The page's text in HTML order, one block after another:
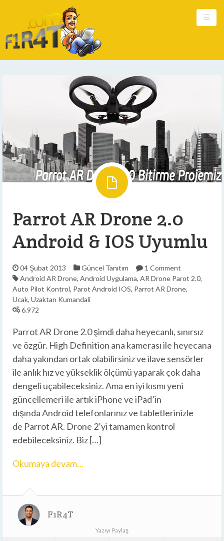
Ana Sayfa
Reklam
İletişim
Parrot AR Drone 2.0
Android & IOS Uyumlu
04 Şubat 2013 Güncel Tanıtım
1 Comment
Android AR Drone, Android Uygulama, AR Drone Parot 2.0,
Auto Pilot Kontrol, Parot Android IOS, Parrot AR Drone,
Ucak, Uzaktan Kumandali
6.972
Parrot AR Drone 2.0 şimdi daha heyecanlı, sınırsız
ve özgür. High Definition ana kamerası ile heyecana
daha yakından ortak olabilirsiniz ve ilave sensörler
ile anlık hız ve yükseklik ölçümü yaparak çok daha
dengeli uçabileceksiniz. Ama en iyi kısmı yeni
güncellemeri ile artık iPhone ve iPad’in
dışında Android telefonlarınız ve tabletlerinizle
de Parrot AR. Drone 2’yi tamamen kontrol
edebileceksiniz. Biz […]
Okumaya devam…
F1R4T
Yazıyı Paylaş